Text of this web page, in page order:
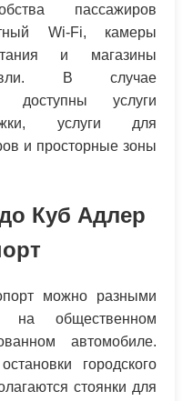
пассажиров
Wi-Fi, камеры
и магазины
В случае
доступны услуги
услуги для
и просторные зоны
Куб Адлер
можно разными
на общественном
автомобиле.
городского
стоянки для